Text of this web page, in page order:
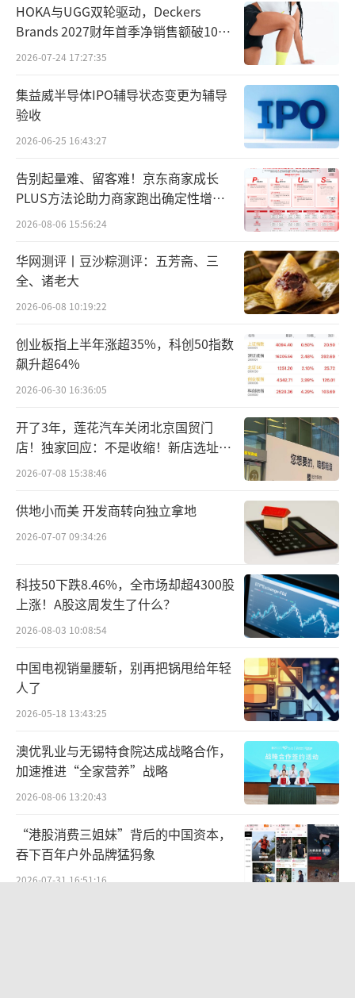
当日，认养一头牛牵头起草，联合东北农
业大学，依托中国营养保健食品协会平台提出
的《A2β-酪蛋白牛奶》团体标准通过技术评
审。据了解，此次通过技术评审的《A2β-酪蛋
白牛奶》团标，是国内聚焦这一品类的公开标
准，该标准围绕A2β-酪蛋白牛奶的相关定义、
指标要求、检测方法、产品分级等，进行了详
细规定。
乳业专家宋亮表示，在团标的影响下，相
关品类的产品品质会得到不断的提升，团体标
准的提出也为未来标准升级打下了坚实的基
础。
“团体标准通过后，整个品类加入了规范
化、专业化、品牌化的设计，有助于品类得到
朱丹蓬指出。（责任编辑：zx0280）
HOKA与UGG双轮驱动，Deckers
Brands 2027财年首季净销售额破10亿
美元
2026-07-24 17:27:35
集益威半导体IPO辅导状态变更为辅导
验收
2026-06-25 16:43:27
告别起量难、留客难！京东商家成长
PLUS方法论助力商家跑出确定性增长
路径
2026-08-06 15:56:24
华网测评丨豆沙粽测评：五芳斋、三
全、诸老大
2026-06-08 10:19:22
创业板指上半年涨超35%，科创50指数
飙升超64%
2026-06-30 16:36:05
开了3年，莲花汽车关闭北京国贸门
店！独家回应：不是收缩！新店选址金
宝街
2026-07-08 15:38:46
供地小而美 开发商转向独立拿地
2026-07-07 09:34:26
科技50下跌8.46%，全市场却超4300股
上涨！A股这周发生了什么？
2026-08-03 10:08:54
中国电视销量腰斩，别再把锅甩给年轻
人了
2026-05-18 13:43:25
澳优乳业与无锡特食院达成战略合作，
加速推进“全家营养”战略
2026-08-06 13:20:43
“港股消费三姐妹”背后的中国资本，
吞下百年户外品牌猛犸象
2026-07-31 16:51:16